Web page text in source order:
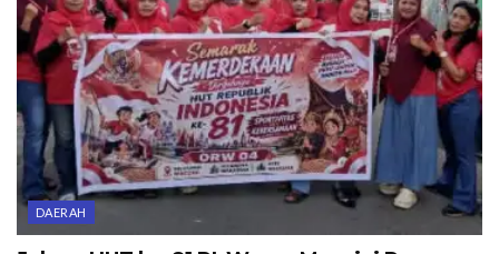
DAERAH